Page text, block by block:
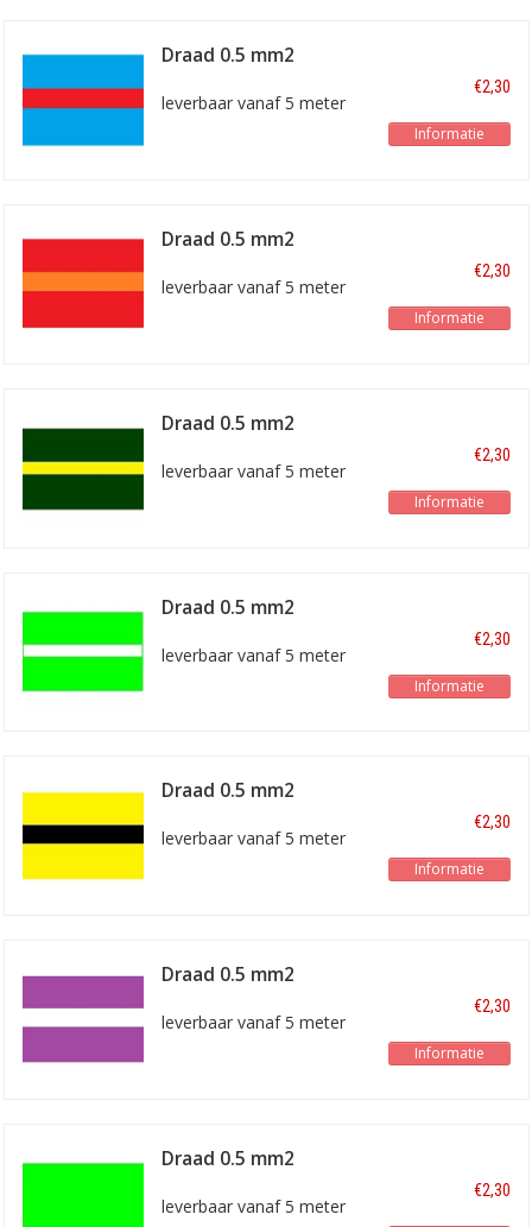
Draad 0.5 mm2
leverbaar vanaf 5 meter
€2,30
Informatie
Draad 0.5 mm2
leverbaar vanaf 5 meter
€2,30
Informatie
Draad 0.5 mm2
leverbaar vanaf 5 meter
€2,30
Informatie
Draad 0.5 mm2
leverbaar vanaf 5 meter
€2,30
Informatie
Draad 0.5 mm2
leverbaar vanaf 5 meter
€2,30
Informatie
Draad 0.5 mm2
leverbaar vanaf 5 meter
€2,30
Informatie
Draad 0.5 mm2
leverbaar vanaf 5 meter
€2,30